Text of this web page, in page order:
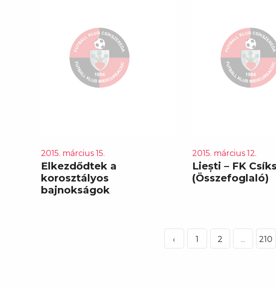
2015. március 15.
Elkezdődtek a
korosztályos
bajnokságok
2015. március 12.
Liești – FK
(Összefoglaló)
‹ 1 2 ... 210